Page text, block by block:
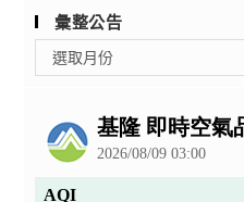
彙整公告
整
選取月份